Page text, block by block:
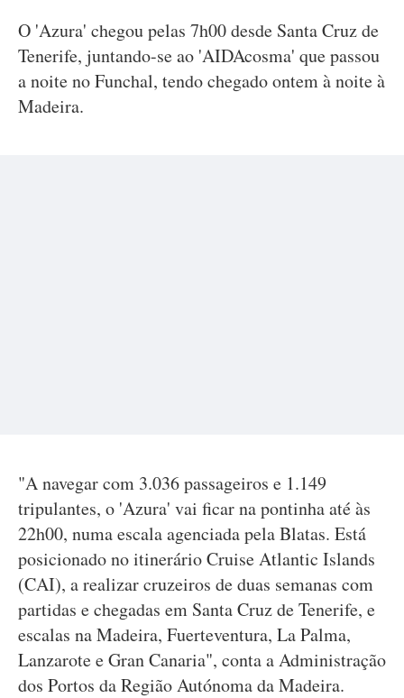
O 'Azura' chegou pelas 7h00 desde Santa Cruz de
Tenerife, juntando-se ao 'AIDAcosma' que passou
a noite no Funchal, tendo chegado ontem à noite à
Madeira.
"A navegar com 3.036 passageiros e 1.149
tripulantes, o 'Azura' vai ficar na pontinha até às
22h00, numa escala agenciada pela Blatas. Está
posicionado no itinerário Cruise Atlantic Islands
(CAI), a realizar cruzeiros de duas semanas com
partidas e chegadas em Santa Cruz de Tenerife, e
escalas na Madeira, Fuerteventura, La Palma,
Lanzarote e Gran Canaria", conta a Administração
dos Portos da Região Autónoma da Madeira.